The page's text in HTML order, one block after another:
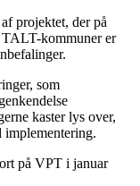
projektet, der på
kommuner er
som
kaster lys over,
implementering.
på VPT i januar